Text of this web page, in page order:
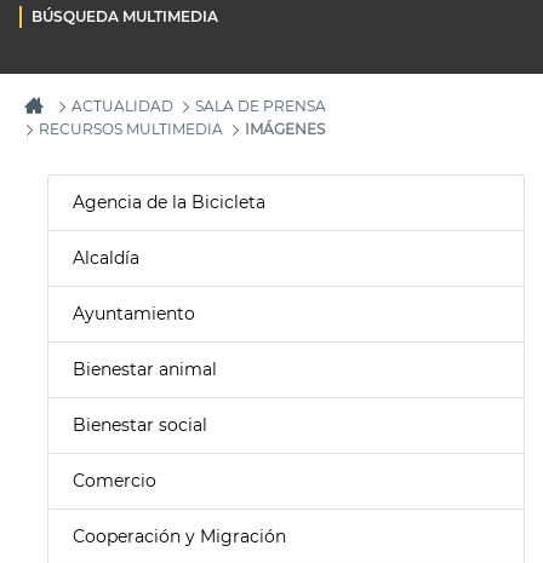
BÚSQUEDA MULTIMEDIA
ACTUALIDAD
SALA DE PRENSA
RECURSOS MULTIMEDIA
IMÁGENES
Agencia de la Bicicleta
Alcaldía
Ayuntamiento
Bienestar animal
Bienestar social
Comercio
Cooperación y Migración